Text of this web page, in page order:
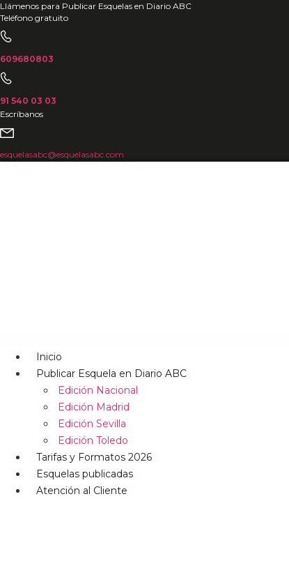
Ir
al
contenido
Llámenos para Publicar Esquelas en Diario ABC
Teléfono gratuito
609680803
91 540 03 03
Escríbanos
esquelasabc@esquelasabc.com
Inicio
Publicar Esquela en Diario ABC
Edición Nacional
Edición Madrid
Edición Sevilla
Edición Toledo
Tarifas y Formatos 2026
Esquelas publicadas
Atención al Cliente